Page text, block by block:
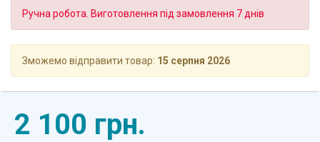
Ручна робота. Виготовлення під замовлення 7 днів
Зможемо відправити товар: 15 серпня 2026
2 100 грн.